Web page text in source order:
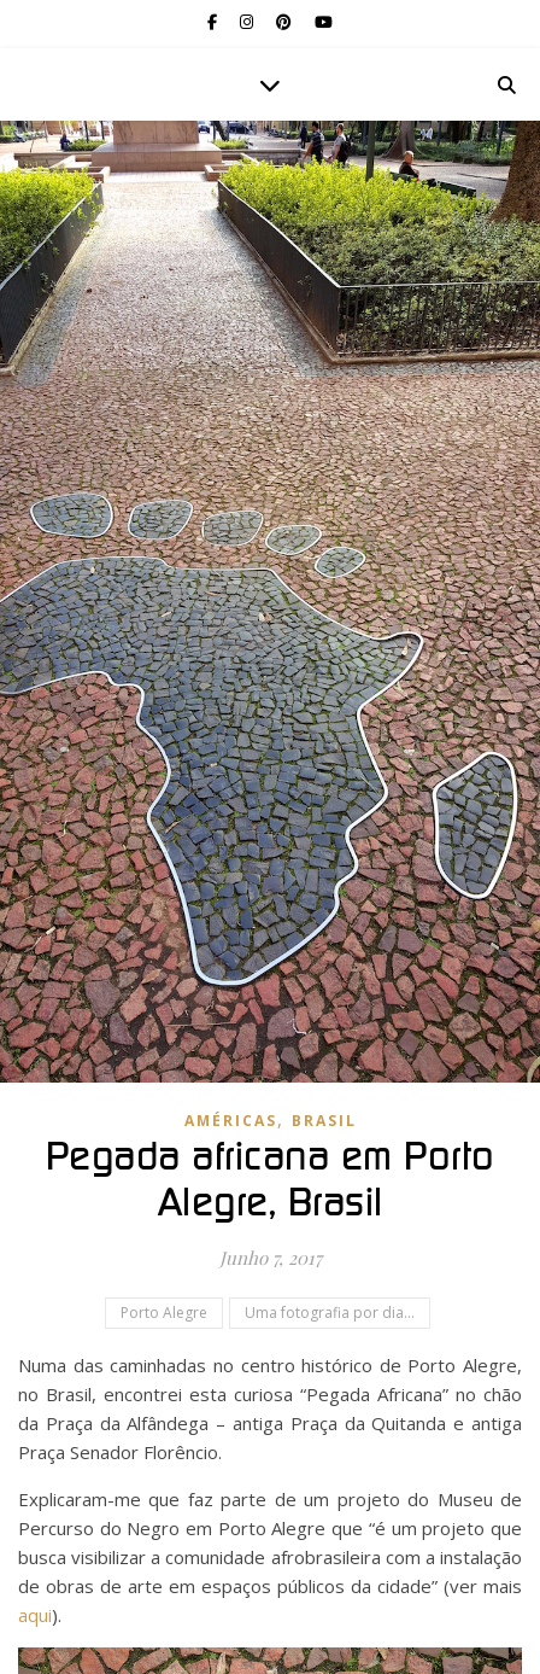
AMÉRICAS, BRASIL
Pegada africana em Porto
Alegre, Brasil
Junho 7, 2017
Porto Alegre Uma fotografia por dia...
Numa das caminhadas no centro histórico de Porto Alegre,
no Brasil, encontrei esta curiosa “Pegada Africana” no chão
da Praça da Alfândega – antiga Praça da Quitanda e antiga
Praça Senador Florêncio.
Explicaram-me que faz parte de um projeto do Museu de
Percurso do Negro em Porto Alegre que “é um projeto que
busca visibilizar a comunidade afrobrasileira com a instalação
de obras de arte em espaços públicos da cidade” (ver mais
aqui).